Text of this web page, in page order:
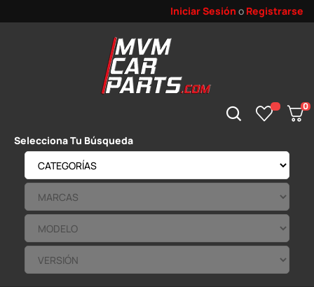
Iniciar Sesión o Registrarse
0
Selecciona Tu Búsqueda